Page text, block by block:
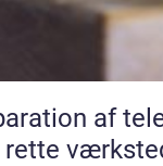
af